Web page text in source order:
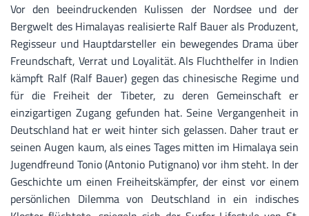
Vor den beeindruckenden Kulissen der Nordsee und der
Bergwelt des Himalayas realisierte Ralf Bauer als Produzent,
Regisseur und Hauptdarsteller ein bewegendes Drama über
Freundschaft, Verrat und Loyalität. Als Fluchthelfer in Indien
kämpft Ralf (Ralf Bauer) gegen das chinesische Regime und
für die Freiheit der Tibeter, zu deren Gemeinschaft er
einzigartigen Zugang gefunden hat. Seine Vergangenheit in
Deutschland hat er weit hinter sich gelassen. Daher traut er
seinen Augen kaum, als eines Tages mitten im Himalaya sein
Jugendfreund Tonio (Antonio Putignano) vor ihm steht. In der
Geschichte um einen Freiheitskämpfer, der einst vor einem
persönlichen Dilemma von Deutschland in ein indisches